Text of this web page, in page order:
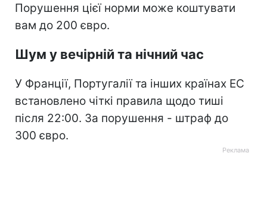
Порушення цієї норми може коштувати
вам до 200 євро.
Шум у вечірній та нічний час
У Франції, Португалії та інших країнах ЕС
встановлено чіткі правила щодо тиші
після 22:00. За порушення - штраф до
300 євро.